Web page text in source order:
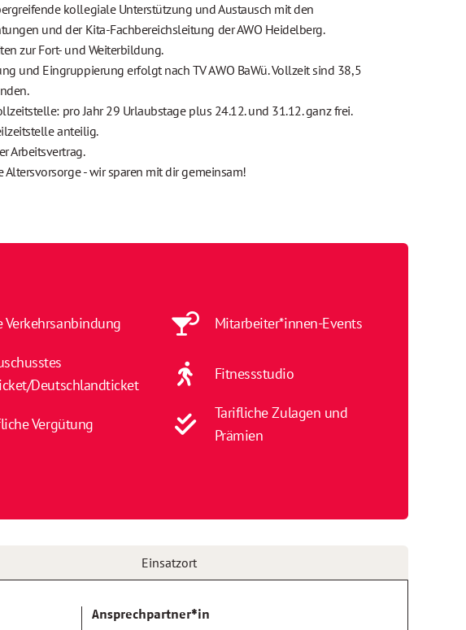
kollegiale Unterstützung und Austausch mit den
und der Kita-Fachbereichsleitung der AWO Heidelberg.
zur Fort- und Weiterbildung.
und Eingruppierung erfolgt nach TV AWO BaWü. Vollzeit sind 38,5
pro Jahr 29 Urlaubstage plus 24.12. und 31.12. ganz frei.
anteilig.
Arbeitsvertrag.
Altersvorsorge - wir sparen mit dir gemeinsam!
Verkehrsanbindung Mitarbeiter*innen-Events
Deutschlandticket
Fitnessstudio
Vergütung
Tarifliche Zulagen und
Prämien
Einsatzort
Ansprechpartner*in